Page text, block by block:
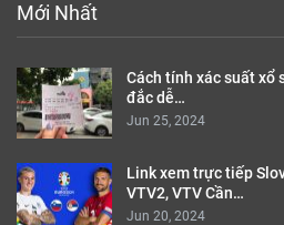
Mới Nhất
Cách tính xác suất
đắc dễ…
Jun 25, 2024
Link xem trực tiếp
VTV2, VTV Cần…
Jun 20, 2024